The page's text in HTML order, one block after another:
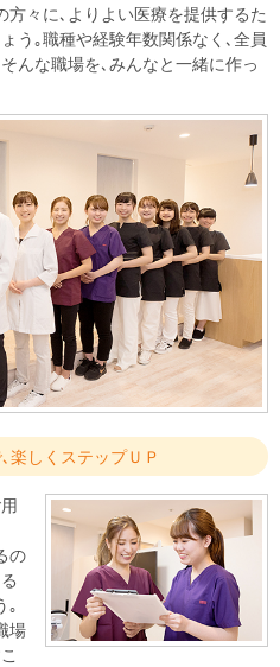
々に､よりよい医療を提供するた
う｡職種や経験年数関係なく､全員
んな職場を､みんなと一緒に作っ
楽しくステップＵＰ
の
｡
場